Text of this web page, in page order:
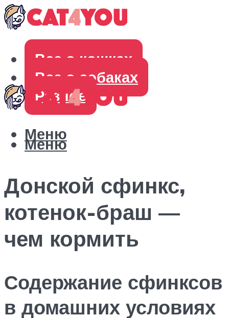
Все о кошках
Все о собаках
Разное
Меню
Меню
Донской сфинкс,
котенок-браш —
чем кормить
Содержание сфинксов
в домашних условиях